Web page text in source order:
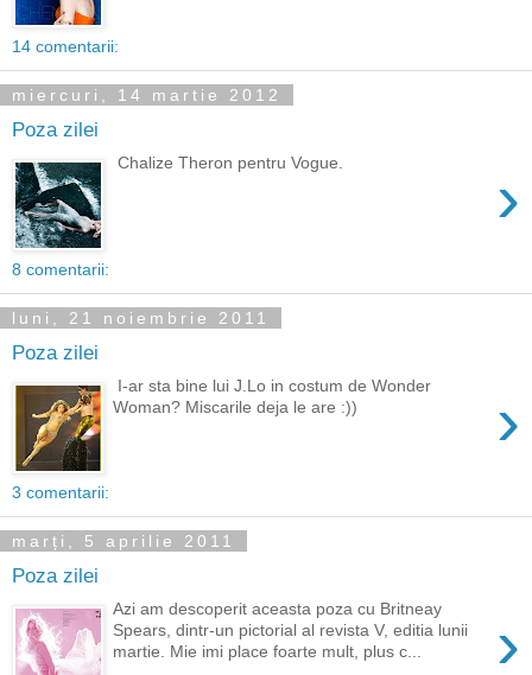
14 comentarii:
miercuri, 14 martie 2012
Poza zilei
›
Chalize Theron pentru Vogue.
8 comentarii:
luni, 21 noiembrie 2011
Poza zilei
›
I-ar sta bine lui J.Lo in costum de Wonder
Woman? Miscarile deja le are :))
3 comentarii:
marți, 5 aprilie 2011
Poza zilei
›
Azi am descoperit aceasta poza cu Britneay
Spears, dintr-un pictorial al revista V, editia lunii
martie. Mie imi place foarte mult, plus c...